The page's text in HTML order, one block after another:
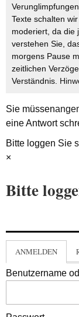
Texte schalten
moderiert, da die
verstehen Sie,
morgens Pause
zeitlichen
Verständnis.
Sie müssen
eine Antwort
Bitte loggen Sie
×
Bitte
ANMELDEN
Benutzername